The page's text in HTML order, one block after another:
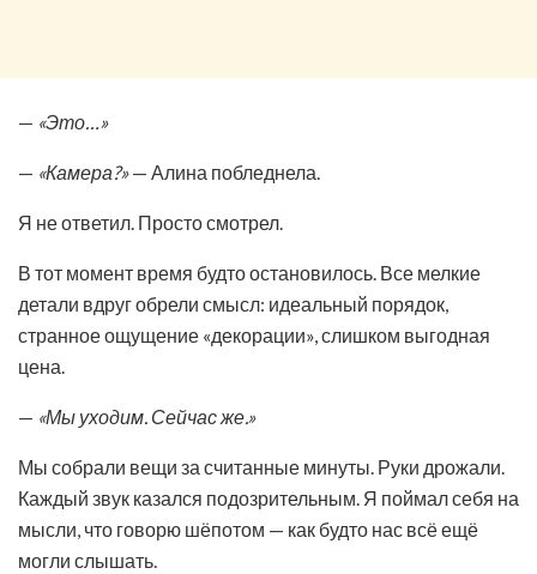
— «Это…»
— «Камера?»— Алина побледнела.
Я не ответил. Просто смотрел.
В тот момент время будто остановилось. Все мелкие
детали вдруг обрели смысл: идеальный порядок,
странное ощущение «декорации», слишком выгодная
цена.
— «Мы уходим. Сейчас же.»
Мы собрали вещи за считанные минуты. Руки дрожали.
Каждый звук казался подозрительным. Я поймал себя на
мысли, что говорю шёпотом — как будто нас всё ещё
могли слышать.